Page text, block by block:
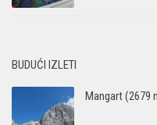
BUDUĆI IZLETI
Mangart (2679